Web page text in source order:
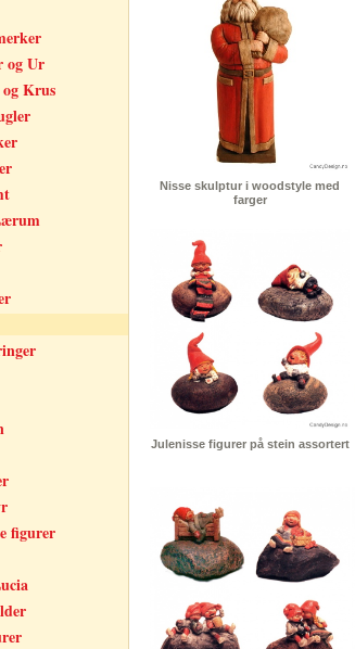
og Ur
Krus
figurer
Nisse skulptur i woodstyle med
farger
Julenisse figurer på stein assortert